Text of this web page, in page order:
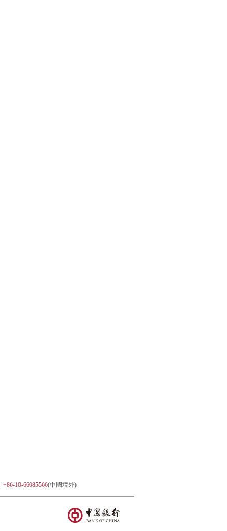
+86-10-66085566(中國境外)